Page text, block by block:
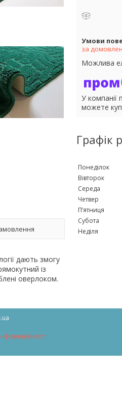
дають змогу
із
оверлоком.
за
У компанії
можете
Графік
Понеділок
Вівторок
Середа
Четвер
Пʼятниця
Субота
Неділя